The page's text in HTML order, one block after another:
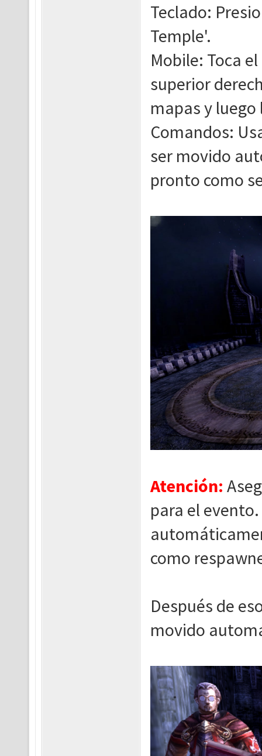
Teclado:
Temple'.
Mobile: Toca
superior
mapas y
Comandos:
ser movido
pronto como
Atención:
para el
como
Después de
movido